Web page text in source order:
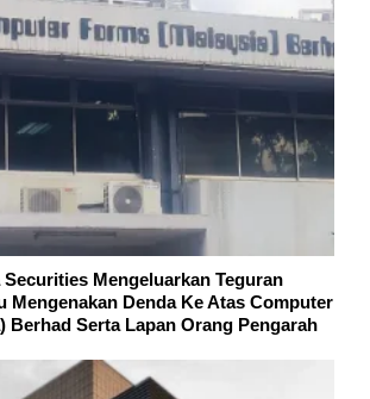
Mengeluarkan Teguran
Mengenakan Denda Ke Atas Computer
Berhad Serta Lapan Orang Pengarah